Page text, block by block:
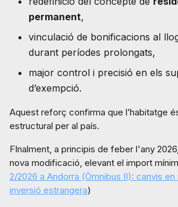
permanent,
vinculació de bonificacions al
durant períodes prolongats,
major control i precisió en els
d’exempció.
Aquest reforç confirma que l’habitatge
estructural per al país.
FInalment, a principis de feber l'any
nova modificació, elevant el import
2/2026 a Andorra (Òmnibus II): canvis
inversió estrangera)